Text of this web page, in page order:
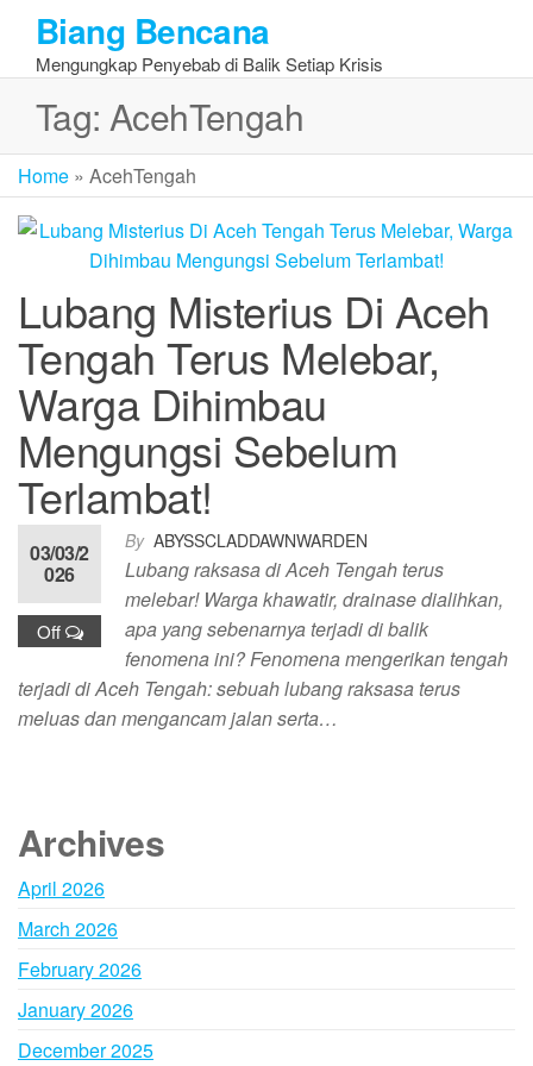
the
content
Biang Bencana
Mengungkap Penyebab di Balik Setiap Krisis
Tag: AcehTengah
Home » AcehTengah
Lubang Misterius Di Aceh
Tengah Terus Melebar,
Warga Dihimbau
Mengungsi Sebelum
Terlambat!
By ABYSSCLADDAWNWARDEN
03/03/2
026
Off
Lubang raksasa di Aceh Tengah terus
melebar! Warga khawatir, drainase dialihkan,
apa yang sebenarnya terjadi di balik
fenomena ini? Fenomena mengerikan tengah
terjadi di Aceh Tengah: sebuah lubang raksasa terus
meluas dan mengancam jalan serta…
Archives
April 2026
March 2026
February 2026
January 2026
December 2025